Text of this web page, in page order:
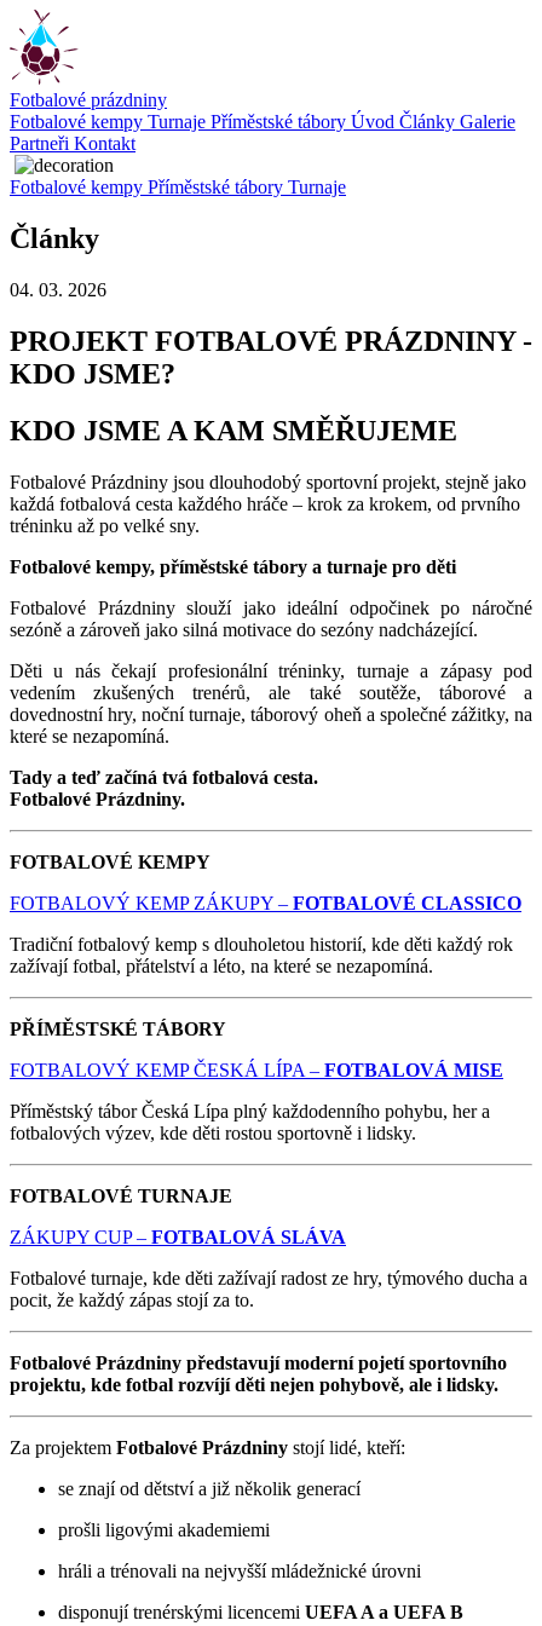
Fotbalové prázdniny
Fotbalové kempy Turnaje Příměstské tábory Úvod Články Galerie
Partneři Kontakt
Fotbalové kempy Příměstské tábory Turnaje
Články
04. 03. 2026
PROJEKT FOTBALOVÉ PRÁZDNINY -
KDO JSME?
KDO JSME A KAM SMĚŘUJEME
Fotbalové Prázdniny jsou dlouhodobý sportovní projekt, stejně jako
každá fotbalová cesta každého hráče – krok za krokem, od prvního
tréninku až po velké sny.
Fotbalové kempy, příměstské tábory a turnaje pro děti
Fotbalové Prázdniny slouží jako ideální odpočinek po náročné
sezóně a zároveň jako silná motivace do sezóny nadcházející.
Děti u nás čekají profesionální tréninky, turnaje a zápasy pod
vedením zkušených trenérů, ale také soutěže, táborové a
dovednostní hry, noční turnaje, táborový oheň a společné zážitky, na
které se nezapomíná.
Tady a teď začíná tvá fotbalová cesta.
Fotbalové Prázdniny.
FOTBALOVÉ KEMPY
FOTBALOVÝ KEMP ZÁKUPY – FOTBALOVÉ CLASSICO
Tradiční fotbalový kemp s dlouholetou historií, kde děti každý rok
zažívají fotbal, přátelství a léto, na které se nezapomíná.
PŘÍMĚSTSKÉ TÁBORY
FOTBALOVÝ KEMP ČESKÁ LÍPA – FOTBALOVÁ MISE
Příměstský tábor Česká Lípa plný každodenního pohybu, her a
fotbalových výzev, kde děti rostou sportovně i lidsky.
FOTBALOVÉ TURNAJE
ZÁKUPY CUP – FOTBALOVÁ SLÁVA
Fotbalové turnaje, kde děti zažívají radost ze hry, týmového ducha a
pocit, že každý zápas stojí za to.
Fotbalové Prázdniny představují moderní pojetí sportovního
projektu, kde fotbal rozvíjí děti nejen pohybově, ale i lidsky.
Za projektem Fotbalové Prázdniny stojí lidé, kteří:
se znají od dětství a již několik generací
prošli ligovými akademiemi
hráli a trénovali na nejvyšší mládežnické úrovni
disponují trenérskými licencemi UEFA A a UEFA B